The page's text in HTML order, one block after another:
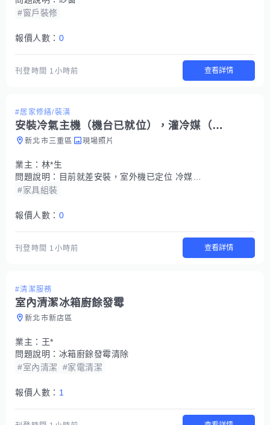
#窗戶裝修
報價人數： 0
刊登時間 1小時前 查看詳情
#居家修繕/裝潢
安裝冷氣主機（機台已就位），灌冷媒（型號r410a)
新北市三重區 現場照片
業主： 林*生
問題說明：
目前就差安裝，室外機已定位 冷媒也需要灌，大約這樣而已時間的話目前早晚有人在都可以來施工
#家具組裝
報價人數： 0
刊登時間 1小時前 查看詳情
#清潔服務
室內清潔冰箱廚餘發霉
新北市新店區
業主： 王*
問題說明： 冰箱廚餘發霉清除
#室內清潔
#家電清潔
報價人數： 1